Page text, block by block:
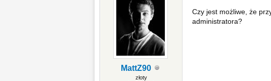
MattZ90
złoty
Czy jest możliwe, że
administratora?